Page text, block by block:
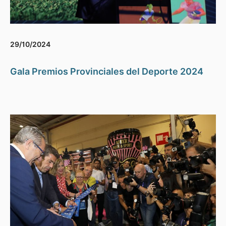
29/10/2024
Gala Premios Provinciales del Deporte 2024